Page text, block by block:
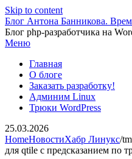
Skip to content
Блог Антона Банникова.
Блог php-разработчика на
Меню
Главная
О блоге
Заказать разработку!
Админим Linux
Трюки WordPress
25.03.2026
HomeНовостиХабр Линукс/
для qtile с предсказанием по